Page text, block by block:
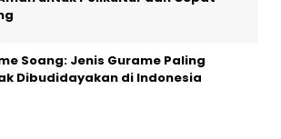
Soang: Jenis Gurame Paling
Dibudidayakan di Indonesia